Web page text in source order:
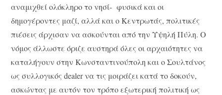
αναμιχθεί ολόκληρο το νησί- φυσικά και οι
δημογέροντες μαζί, αλλά και ο Κεντρωτάς, πολιτικές
πιέσεις άρχισαν να ασκούνται από την Υψηλή Πύλη. Ο
νόμος άλλωστε όριζε αυστηρά όλες οι αρχαιότητες να
καταλήγουν στην Κωνσταντινούπολη και ο Σουλτάνος
ως συλλογικός dealer να τις μοιράζει κατά το δοκούν,
ασκώντας με αυτόν τον τρόπο εξωτερική πολιτική ως